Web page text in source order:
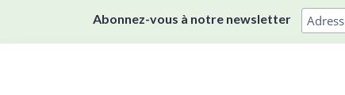
Abonnez-vous à notre newsletter